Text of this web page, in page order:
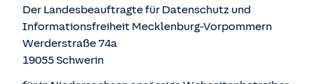
Der Landesbeauftragte für Datenschutz und
Informationsfreiheit Mecklenburg-Vorpommern
Werderstraße 74a
19055 Schwerin